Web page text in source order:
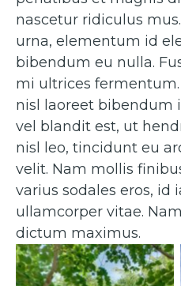
nascetur ridiculus
urna, elementum id
bibendum eu nulla.
mi ultrices
nisl laoreet bibendum
vel blandit est, ut
nisl leo, tincidunt eu
velit. Nam mollis
varius sodales eros, id
ullamcorper vitae.
dictum maximus.